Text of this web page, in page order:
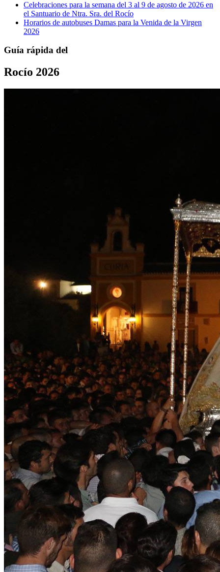
Celebraciones para la semana del 3 al 9 de agosto de 2026 en
el Santuario de Ntra. Sra. del Rocío
Horarios de autobuses Damas para la Venida de la Virgen
2026
Guía rápida del
Rocío 2026